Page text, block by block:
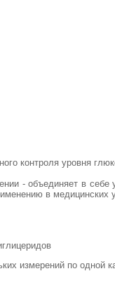
контроля уровня
- объединяет в
в медицинских
измерений по одной